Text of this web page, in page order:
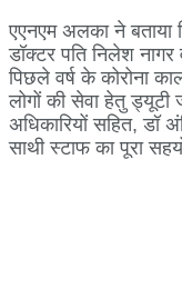
एएनएम अलका ने बताया
डॉक्टर पति निलेश नागर
पिछले वर्ष के कोरोना
लोगों की सेवा हेतु ड्यूटी
अधिकारियों सहित, डॉ
साथी स्टाफ का पूरा